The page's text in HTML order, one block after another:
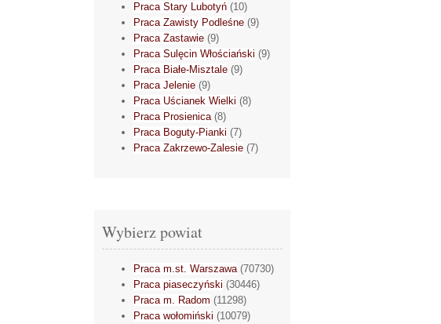
Praca Stary Lubotyń (10)
Praca Zawisty Podleśne (9)
Praca Zastawie (9)
Praca Sulęcin Włościański (9)
Praca Białe-Misztale (9)
Praca Jelenie (9)
Praca Uścianek Wielki (8)
Praca Prosienica(8)
Praca Boguty-Pianki (7)
Praca Zakrzewo-Zalesie (7)
Wybierz powiat
Praca m.st. Warszawa(70730)
Praca piaseczyński (30446)
Praca m. Radom (11298)
Praca wołomiński (10079)